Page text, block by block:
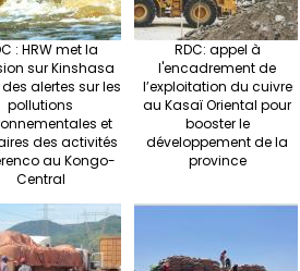
: HRW met la
sur Kinshasa
alertes sur les
pollutions
et
des activités
au Kongo-
Central
RDC: appel à
l'encadrement de
l’exploitation du cuivre
au Kasaï Oriental pour
booster le
développement de la
province